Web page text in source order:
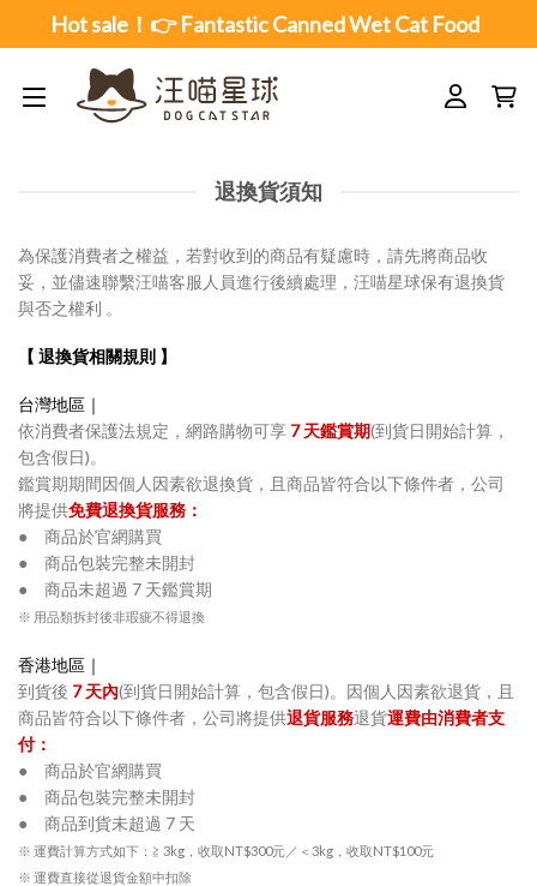
Hot sale！👉 Fantastic Canned Wet Cat Food
退換貨須知
為保護消費者之權益，若對收到的商品有疑慮時，請先將商品收
妥，並儘速聯繫汪喵客服人員進行後續處理，汪喵星球保有退換貨
與否之權利 。
【 退換貨相關規則 】
台灣地區｜
依消費者保護法規定，網路購物可享 7 天鑑賞期(到貨日開始計算，
包含假日)。
鑑賞期期間因個人因素欲退換貨，且商品皆符合以下條件者，公司
將提供免費退換貨服務：
● 商品於官網購買
● 商品包裝完整未開封
● 商品未超過 7 天鑑賞期
※ 用品類拆封後非瑕疵不得退換
香港地區｜
到貨後 7 天內(到貨日開始計算，包含假日)。因個人因素欲退貨，且
商品皆符合以下條件者，公司將提供退貨服務退貨運費由消費者支
付：
● 商品於官網購買
● 商品包裝完整未開封
● 商品到貨未超過 7 天
※ 運費計算方式如下：≧ 3kg，收取NT$300元／＜3kg，收取NT$100元
※ 運費直接從退貨金額中扣除